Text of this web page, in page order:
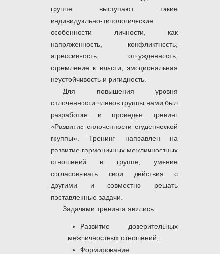
группе выступают такие
индивидуально-типологические
особенности личности, как
напряженность, конфликтность,
агрессивность, отчужденность,
стремление к власти, эмоциональная
неустойчивость и ригидность.
Для
повышения уровня
сплоченности членов группы нами был
разработан и проведен тренинг
«Развитие сплоченности студенческой
группы». Тренинг направлен на
развитие гармоничных межличностных
отношений в группе, умение
согласовывать свои действия с
другими и совместно решать
поставленные задачи.
Задачами тренинга явились:
Развитие доверительных
межличностных отношений;
Формирование